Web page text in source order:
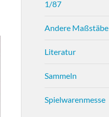
1/87
Andere Maßstäbe
Literatur
Sammeln
Spielwarenmesse